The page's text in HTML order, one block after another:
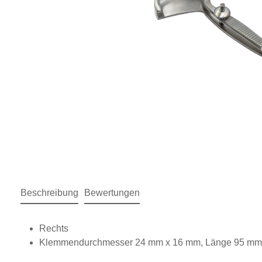
Beschreibung Bewertungen
Rechts
Klemmendurchmesser 24 mm x 16 mm, Länge 95